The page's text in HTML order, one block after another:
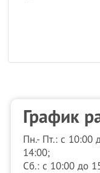
График
Пн.- Пт.: с 10:00
14:00;
Сб.: с 10:00 до